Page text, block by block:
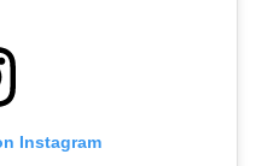
Instagram